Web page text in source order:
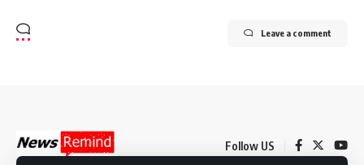
Leave a comment
Follow US